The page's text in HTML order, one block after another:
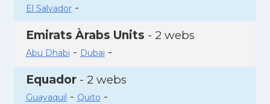
El Salvador-
Emirats Àrabs Units - 2 webs
Abu Dhabi - Dubai -
Equador- 2 webs
Guayaquil - Quito -